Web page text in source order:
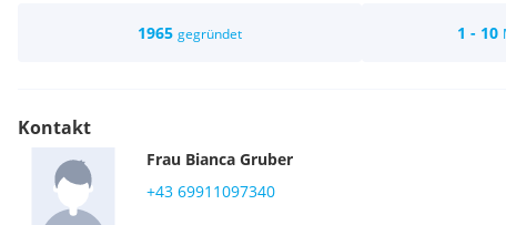
1965 gegründet 1 - 10
Kontakt
Frau Bianca Gruber
+43 69911097340